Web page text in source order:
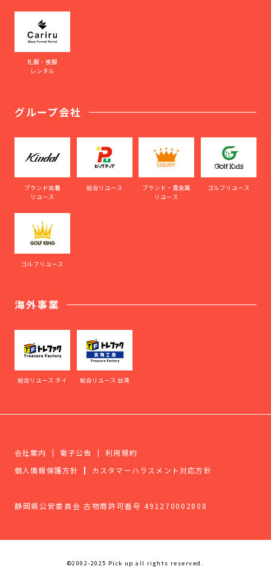
礼服・喪服
レンタル
グループ会社
ブランド古着
リユース
総合リユース
ブランド・貴金属
リユース
ゴルフリユース
ゴルフリユース
海外事業
総合リユース タイ 総合リユース 台湾
会社案内 電子公告
利用規約
個人情報保護方針
カスタマーハラスメント対応方針
静岡県公安委員会 古物商許可番号 491270002808
©2002-2025 Pick up all rights reserved.